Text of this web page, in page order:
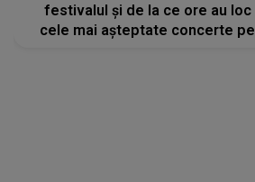
festivalul și de la ce ore au loc
cele mai așteptate concerte pe